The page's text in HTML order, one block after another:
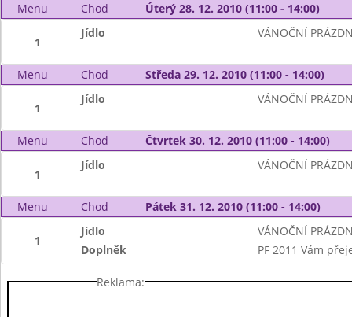
Menu Chod Úterý 28. 12. 2010 (11:00 - 14:00)
1
Jídlo VÁNOČNÍ
Menu Chod Středa 29. 12. 2010 (11:00 - 14:00)
1
Jídlo VÁNOČNÍ
Menu Chod Čtvrtek 30. 12. 2010 (11:00 - 14:00)
1
Jídlo VÁNOČNÍ
Menu Chod Pátek 31. 12. 2010 (11:00 - 14:00)
1
Jídlo
VÁNOČNÍ
Doplněk
PF 2011 Vám
Reklama: